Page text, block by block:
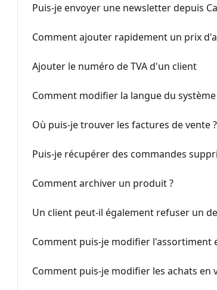
Puis-je envoyer une newsletter depuis
Comment ajouter rapidement un prix
Ajouter le numéro de TVA d'un client
Comment modifier la langue du
Où puis-je trouver les factures de vente ?
Puis-je récupérer des commandes
Comment archiver un produit ?
Un client peut-il également refuser un
Comment puis-je modifier l'assortiment
Comment puis-je modifier les achats en